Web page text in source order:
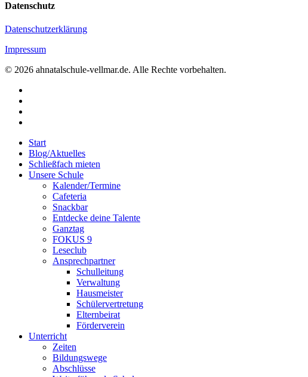
Datenschutz
Datenschutzerklärung
Impressum
© 2026 ahnatalschule-vellmar.de. Alle Rechte vorbehalten.
Close
Menu
Start
Blog/Aktuelles
Schließfach mieten
Unsere Schule
Kalender/Termine
Cafeteria
Snackbar
Entdecke deine Talente
Ganztag
FOKUS 9
Leseclub
Ansprechpartner
Schulleitung
Verwaltung
Hausmeister
Schülervertretung
Elternbeirat
Förderverein
Unterricht
Zeiten
Bildungswege
Abschlüsse